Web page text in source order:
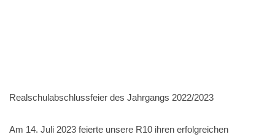
Realschulabschlussfeier des Jahrgangs 2022/2023
Am 14. Juli 2023 feierte unsere R10 ihren erfolgreichen